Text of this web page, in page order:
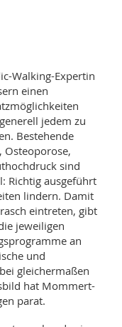
Walking-Expertin
einen
jedem zu
Bestehende
Osteoporose,
sind
Richtig ausgeführt
lindern. Damit
eintreten, gibt
jeweiligen
an
und
gleichermaßen
hat Mommert-
parat.